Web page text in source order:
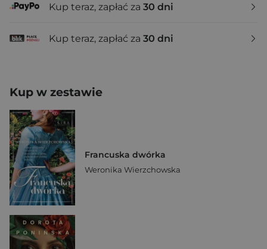
Kup teraz, zapłać za 30 dni
Kup teraz, zapłać za 30 dni
Kup w zestawie
Francuska dwórka
Weronika Wierzchowska